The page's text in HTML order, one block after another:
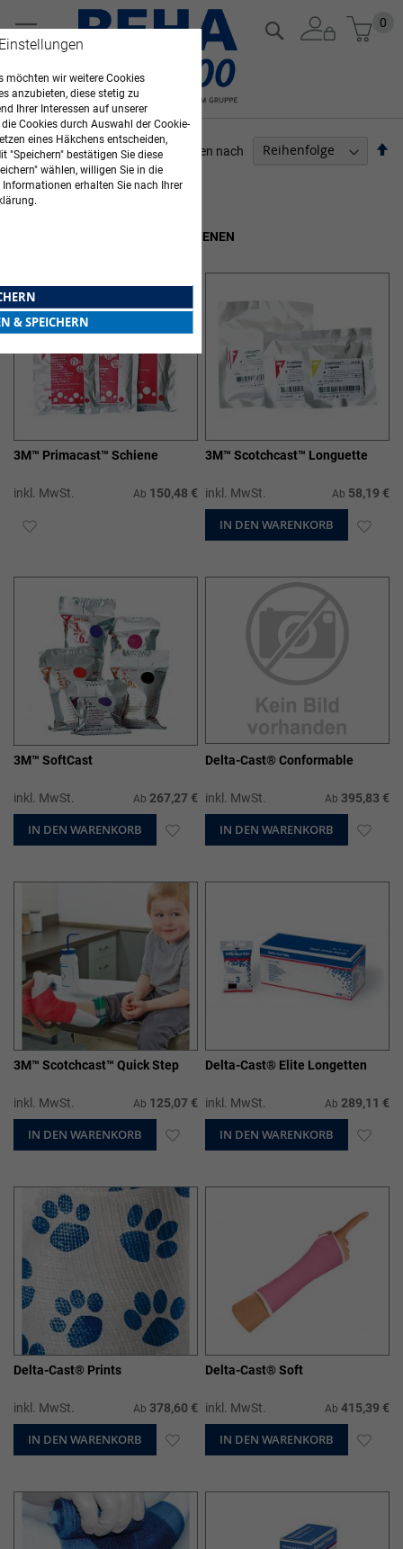
Zum
Inhalt
0
Suche
Sortieren nach
CAST -VERBÄNDE & FERTIGSCHIENEN
3M™ Primacast™ Schiene
inkl. MwSt. Ab 150,48 €
ZUR
3M™ Scotchcast™ Longuette
inkl. MwSt. Ab 58,19 €
IN DEN WARENKORB ZUR
3M™ SoftCast
inkl. MwSt. Ab 267,27 €
IN DEN WARENKORB ZUR
Delta-Cast® Conformable
inkl. MwSt. Ab 395,83 €
IN DEN WARENKORB ZUR
3M™ Scotchcast™ Quick Step
inkl. MwSt. Ab 125,07 €
IN DEN WARENKORB ZUR
HINZUFÜGEN
Delta-Cast® Elite Longetten
inkl. MwSt. Ab 289,11 €
IN DEN WARENKORB ZUR
Delta-Cast® Prints
inkl. MwSt. Ab 378,60 €
IN DEN WARENKORB ZUR
Delta-Cast® Soft
inkl. MwSt. Ab 415,39 €
IN DEN WARENKORB ZUR
ARZTBEDARF
möchten wir weitere Cookies
anzubieten, diese stetig zu
Ihrer Interessen auf unserer
Cookies durch Auswahl der Cookie-
eines Häkchens entscheiden,
"Speichern" bestätigen Sie diese
wählen, willigen Sie in die
erhalten Sie nach Ihrer
& SPEICHERN